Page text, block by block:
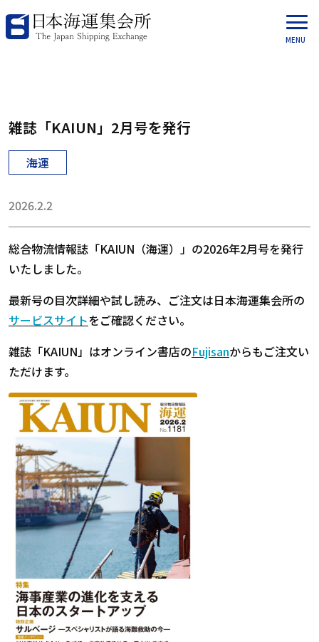
雑誌「KAIUN」2月号を発行
海運
2026.2.2
総合物流情報誌「KAIUN（海運）」の2026年2月号を発行
いたしました。
最新号の目次詳細や試し読み、ご注文は日本海運集会所の
サービスサイトをご確認ください。
雑誌「KAIUN」はオンライン書店のFujisanからもご注文い
ただけます。